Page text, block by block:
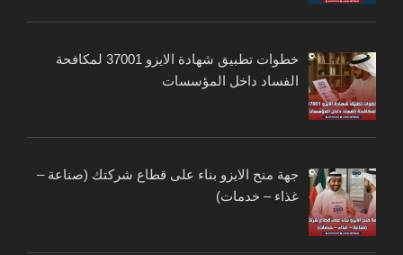
خطوات تطبيق شهادة الايزو 37001 لمكافحة
الفساد داخل المؤسسات
جهة منح الايزو بناء على قطاع شركتك (صناعة –
غذاء – خدمات)